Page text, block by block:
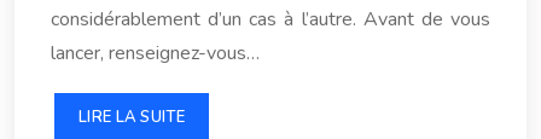
considérablement d’un cas à l’autre. Avant de vous
lancer, renseignez-vous…
LIRE LA SUITE